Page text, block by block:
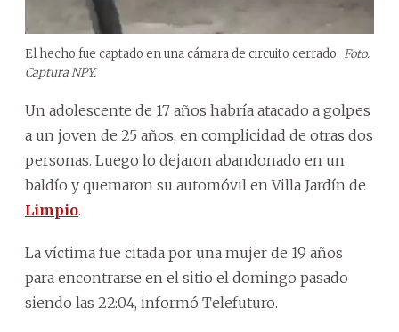
El hecho fue captado en una cámara de circuito cerrado. Foto:
Captura NPY.
Un adolescente de 17 años habría atacado a golpes
a un joven de 25 años, en complicidad de otras dos
personas. Luego lo dejaron abandonado en un
baldío y quemaron su automóvil en Villa Jardín de
Limpio.
La víctima fue citada por una mujer de 19 años
para encontrarse en el sitio el domingo pasado
siendo las 22:04, informó Telefuturo.